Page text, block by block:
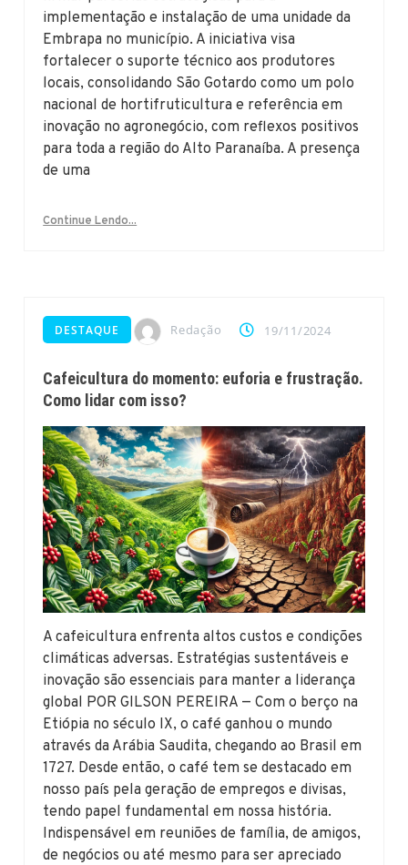
implementação e instalação de uma unidade da
Embrapa no município. A iniciativa visa
fortalecer o suporte técnico aos produtores
locais, consolidando São Gotardo como um polo
nacional de hortifruticultura e referência em
inovação no agronegócio, com reflexos positivos
para toda a região do Alto Paranaíba. A presença
de uma
Continue Lendo...
DESTAQUE Redação 19/11/2024
Cafeicultura do momento: euforia e frustração.
Como lidar com isso?
A cafeicultura enfrenta altos custos e condições
climáticas adversas. Estratégias sustentáveis e
inovação são essenciais para manter a liderança
global POR GILSON PEREIRA — Com o berço na
Etiópia no século IX, o café ganhou o mundo
através da Arábia Saudita, chegando ao Brasil em
1727. Desde então, o café tem se destacado em
nosso país pela geração de empregos e divisas,
tendo papel fundamental em nossa história.
Indispensável em reuniões de família, de amigos,
de negócios ou até mesmo para ser apreciado